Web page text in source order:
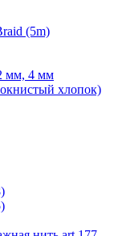
(5m)
мм, 4 мм
хлопок)